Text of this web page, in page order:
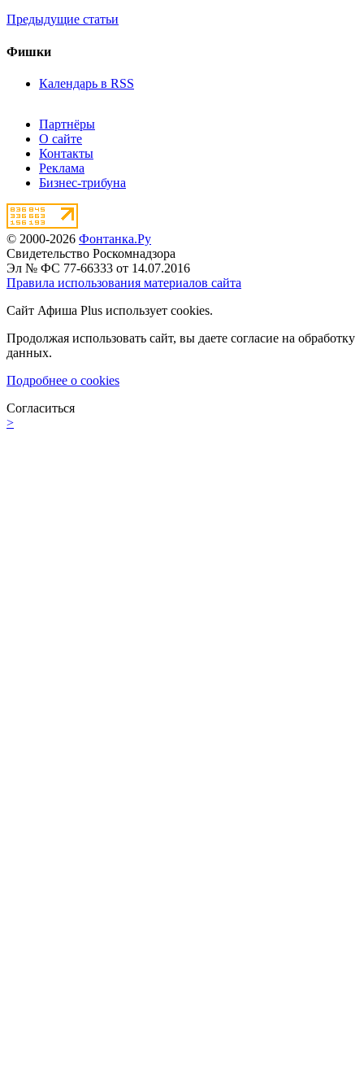
Предыдущие статьи
Фишки
Календарь в RSS
Партнёры
О сайте
Контакты
Реклама
Бизнес-трибуна
© 2000-2026 Фонтанка.Ру
Свидетельство Роскомнадзора
Эл № ФС 77-66333 от 14.07.2016
Правила использования материалов сайта
Сайт Афиша Plus использует cookies.
Продолжая использовать сайт, вы даете согласие на обработку
данных.
Подробнее о cookies
Согласиться
>